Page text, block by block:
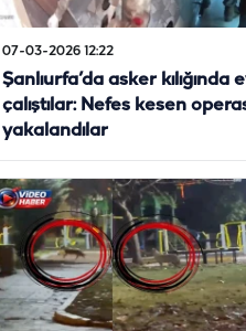
07-03-2026 12:22
Şanlıurfa’da asker kılığında
çalıştılar: Nefes kesen
yakalandılar